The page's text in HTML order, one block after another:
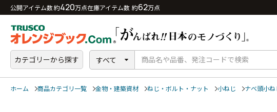
公開アイテム数 約420万点在庫アイテム数 約62万点
カテゴリーから探す すべて
ホーム 商品カテゴリ一覧 金物・建築資材 ねじ・ボルト・ナット 小ねじ ナベ頭小ね